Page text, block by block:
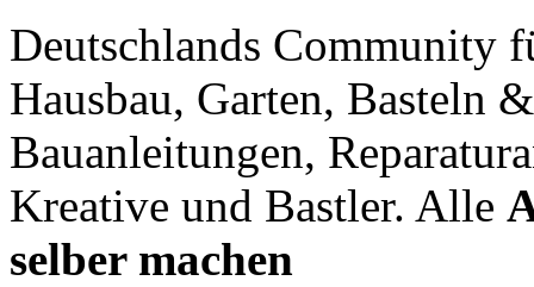
Deutschlands Community
Hausbau, Garten, Basteln
Bauanleitungen,
Kreative und Bastler. Alle
selber machen